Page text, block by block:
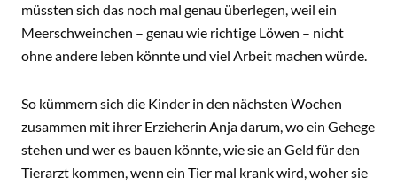
müssten sich das noch mal genau überlegen, weil ein
Meerschweinchen – genau wie richtige Löwen – nicht
ohne andere leben könnte und viel Arbeit machen würde.
So kümmern sich die Kinder in den nächsten Wochen
zusammen mit ihrer Erzieherin Anja darum, wo ein Gehege
stehen und wer es bauen könnte, wie sie an Geld für den
Tierarzt kommen, wenn ein Tier mal krank wird, woher sie